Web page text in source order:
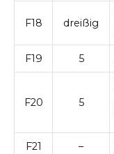
F18 dreißig
F19 5
F20 5
F21 –